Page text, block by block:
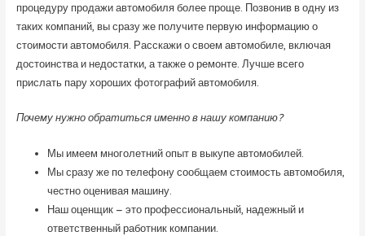
процедуру продажи автомобиля более проще. Позвонив в одну из
таких компаний, вы сразу же получите первую информацию о
стоимости автомобиля. Расскажи о своем автомобиле, включая
достоинства и недостатки, а также о ремонте. Лучше всего
прислать пару хороших фотографий автомобиля.
Почему нужно обратиться именно в нашу компанию?
Мы имеем многолетний опыт в выкупе автомобилей.
Мы сразу же по телефону сообщаем стоимость автомобиля,
честно оценивая машину.
Наш оценщик – это профессиональный, надежный и
ответственный работник компании.